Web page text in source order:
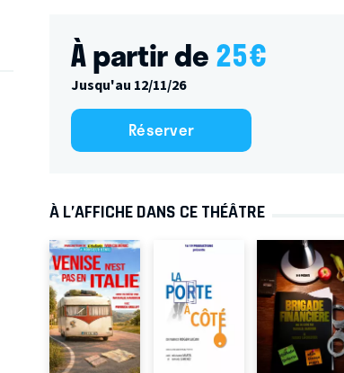
À partir de25€
Jusqu'au 12/11/26
Réserver
À L’AFFICHE DANS CE THÉÂTRE